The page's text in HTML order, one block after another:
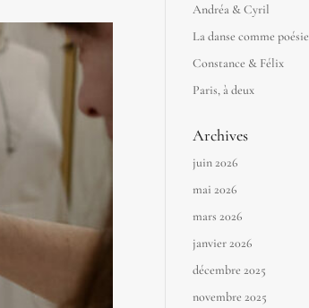
Andréa & Cyril
La danse comme poésie
Constance & Félix
Paris, à deux
Archives
juin 2026
mai 2026
mars 2026
janvier 2026
décembre 2025
novembre 2025